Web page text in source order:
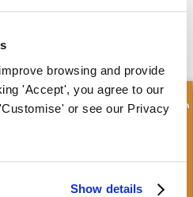
browsing and provide
'Accept', you agree to our
or see our Privacy
Show details
quadratischem Energieerzeuger
Schnellanfrage